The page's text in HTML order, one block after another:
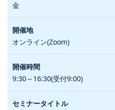
金
オンライン(Zoom)
9:30～16:30(受付9:00)